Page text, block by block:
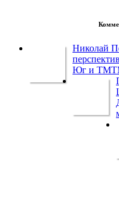
Николай
Юг и